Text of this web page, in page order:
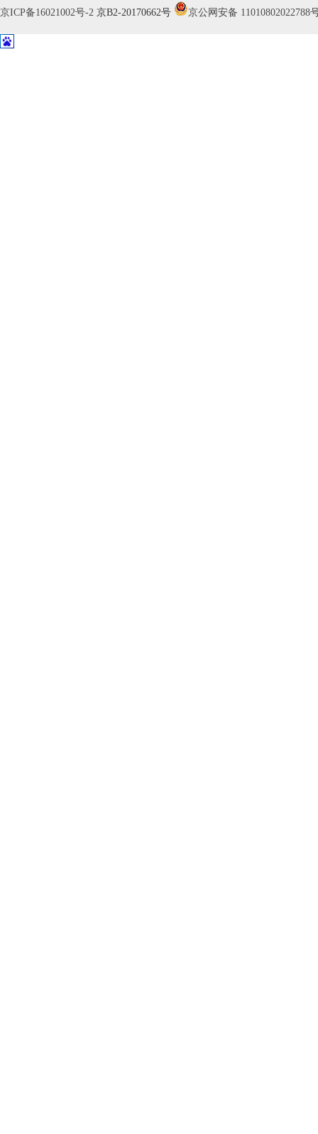
京ICP备16021002号-2 京B2-20170662号 京公网安备 11010802022788